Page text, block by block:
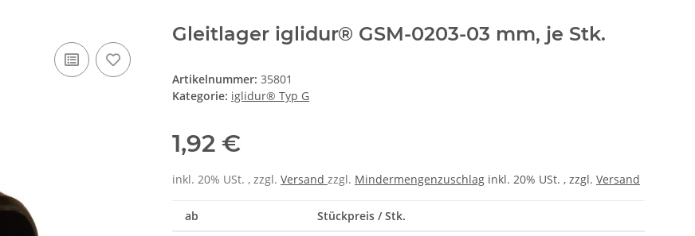
Gleitlager iglidur® GSM-0203-03 mm, je Stk.
Artikelnummer: 35801
Kategorie: iglidur® Typ G
1,92 €
inkl. 20% USt. , zzgl. Versand zzgl. Mindermengenzuschlag inkl. 20% USt. , zzgl. Versand
ab Stückpreis / Stk.